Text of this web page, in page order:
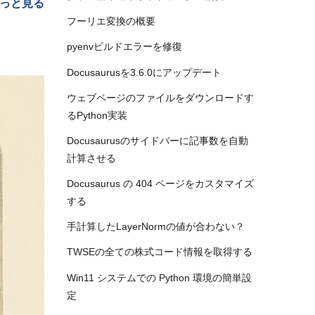
と見る
フーリエ変換の概要
pyenvビルドエラーを修復
Docusaurusを3.6.0にアップデート
ウェブページのファイルをダウンロードす
るPython実装
Docusaurusのサイドバーに記事数を自動
計算させる
Docusaurus の 404 ページをカスタマイズ
する
手計算したLayerNormの値が合わない？
TWSEの全ての株式コード情報を取得する
Win11 システムでの Python 環境の簡単設
定